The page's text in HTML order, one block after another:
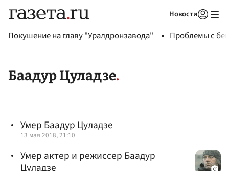
Новости
Покушение на главу "Уралдронзавода" Проблемы с
Баадур Цуладзе
Умер Баадур Цуладзе
13 мая 2018, 21:10
Умер актер и режиссер Баадур
Цуладзе